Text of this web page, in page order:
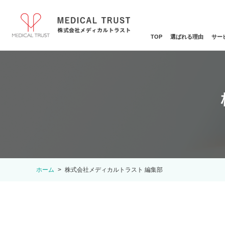
TOP 選ばれる理由 サー
ホーム 株式会社メディカルトラスト 編集部